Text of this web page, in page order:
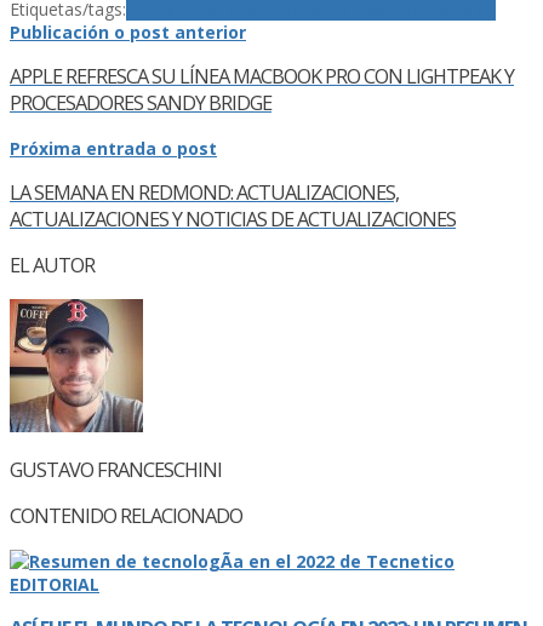
Etiquetas/tags:
Publicación o post anterior
APPLE REFRESCA SU LÍ­NEA MACBOOK PRO CON LIGHTPEAK Y
PROCESADORES SANDY BRIDGE
Próxima entrada o post
LA SEMANA EN REDMOND: ACTUALIZACIONES,
ACTUALIZACIONES Y NOTICIAS DE ACTUALIZACIONES
EL AUTOR
GUSTAVO FRANCESCHINI
CONTENIDO RELACIONADO
EDITORIAL